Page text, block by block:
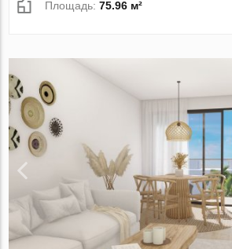
Площадь:75.96 м²